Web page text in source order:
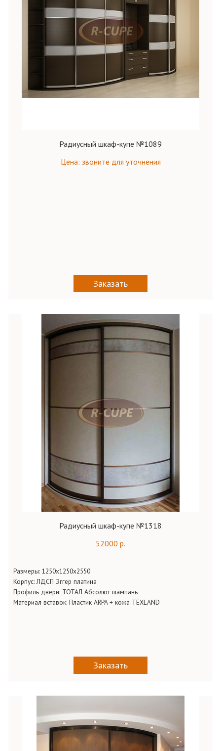
Радиусный шкаф-купе №1089
Цена: звоните для уточнения
Заказать
Радиусный шкаф-купе №1318
52000 р.
Размеры: 1250х1250х2550
Корпус: ЛДСП Эггер платина
Профиль двери: ТОТАЛ Абсолют шампань
Материал вставок: Пластик ARPA + кожа TEXLAND
Заказать